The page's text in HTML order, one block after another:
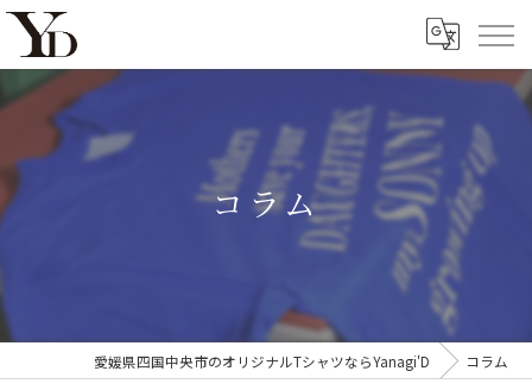
コラム
愛媛県四国中央市のオリジナルTシャツならYanagi'D コラム